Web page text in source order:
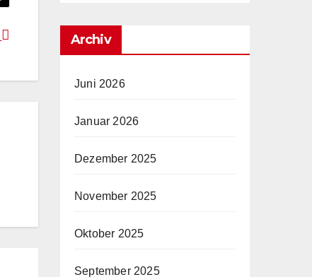
Archiv
Juni 2026
Januar 2026
Dezember 2025
November 2025
Oktober 2025
September 2025